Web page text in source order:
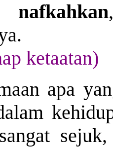
nafkahkan
ketaatan)
apa